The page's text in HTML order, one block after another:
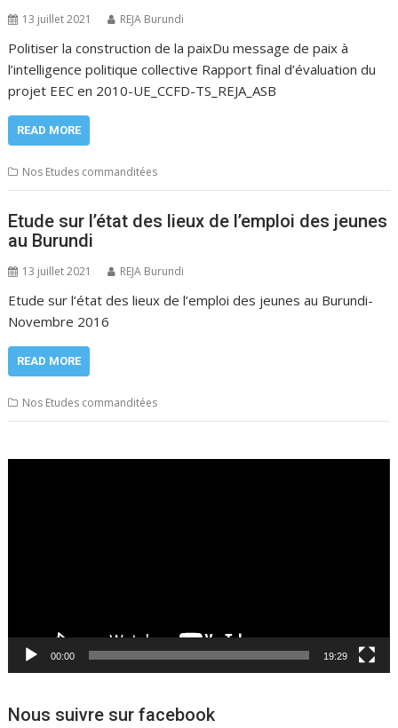
13 juillet 2021 REJA Burundi
Politiser la construction de la paixDu message de paix à
l’intelligence politique collective Rapport final d’évaluation du
projet EEC en 2010-UE_CCFD-TS_REJA_ASB
READ MORE
Nos Etudes commanditées
Etude sur l’état des lieux de l’emploi des jeunes
au Burundi
13 juillet 2021 REJA Burundi
Etude sur l’état des lieux de l’emploi des jeunes au Burundi-
Novembre 2016
READ MORE
Nos Etudes commanditées
00:00 19:29
Nous suivre sur facebook